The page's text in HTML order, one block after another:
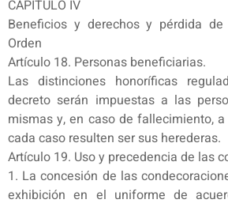
CAPÍTULO IV
Beneficios y derechos y pérdida
Orden
Artículo 18. Personas beneficiarias.
Las distinciones honoríficas
decreto serán impuestas a las
mismas y, en caso de fallecimiento,
cada caso resulten ser sus herederas.
Artículo 19. Uso y precedencia de las
1. La concesión de las
exhibición en el uniforme de